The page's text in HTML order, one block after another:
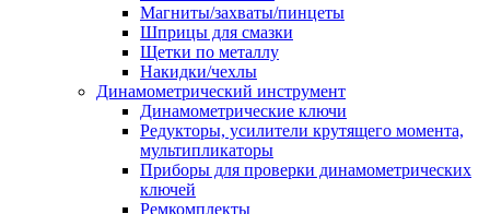
Магниты/захваты/пинцеты
Шприцы для смазки
Щетки по металлу
Накидки/чехлы
Динамометрический инструмент
Динамометрические ключи
Редукторы, усилители крутящего момента,
мультипликаторы
Приборы для проверки динамометрических
ключей
Ремкомплекты